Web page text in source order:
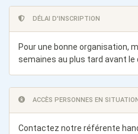
DÉLAI D'INSCRIPTION
Pour une bonne organisation,
semaines au plus tard avant
ACCÈS PERSONNES EN
Contactez notre référente